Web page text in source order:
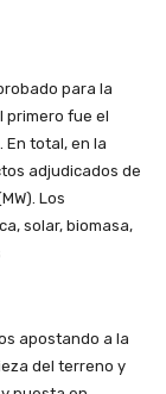
para la
primero fue el
En total, en la
adjudicados de
Los
solar, biomasa,
apostando a la
del terreno y